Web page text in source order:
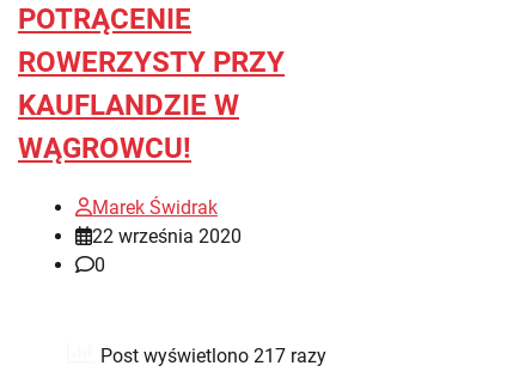
POTRĄCENIE
ROWERZYSTY PRZY
KAUFLANDZIE W
WĄGROWCU!
Marek Świdrak
22 września 2020
0
Post wyświetlono 217 razy